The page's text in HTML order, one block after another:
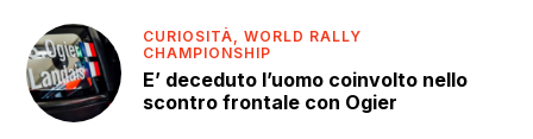
CURIOSITÀ,WORLD RALLY
CHAMPIONSHIP
E’ deceduto l’uomo coinvolto nello
scontro frontale con Ogier